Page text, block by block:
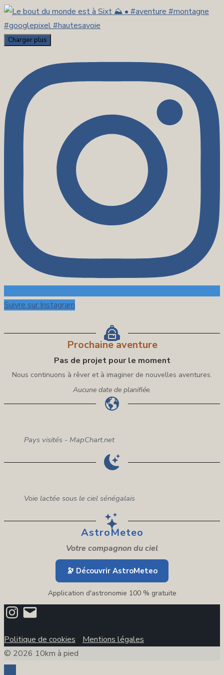
Charger plus
Suivre sur Instagram
Prochaine aventure
Pas de projet pour le moment
Nous continuons à rêver et à imaginer de nouvelles aventures.
Aucune date de planifiée.
Pays visités - MapChart.net
Voie lactée sous le ciel sénégalais
AstroMeteo
Votre compagnon du ciel
🔭 Découvrir AstroMeteo
Application d'astronomie 100 % gratuite
Instagram
E-
mail
Politique de cookies
Mentions légales
© 2026 10km à pied
